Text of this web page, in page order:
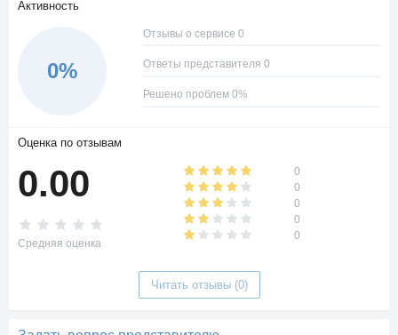
Активность
0%
Отзывы о сервисе 0
Ответы представителя 0
Решено проблем 0%
Оценка по отзывам
0.00
Средняя оценка
0
0
0
0
0
Читать отзывы (0)